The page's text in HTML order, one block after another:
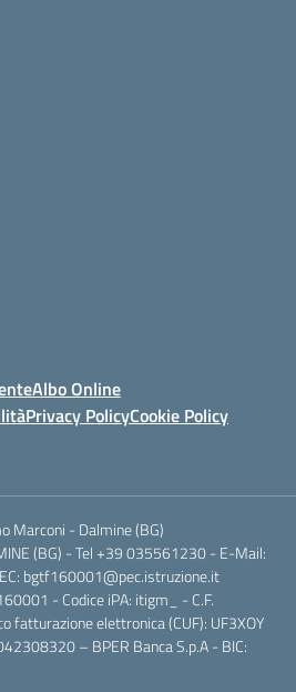
Albo Online
Privacy PolicyCookie Policy
Marconi - Dalmine (BG)
(BG) - Tel +39 035561230 - E-Mail:
bgtf160001@pec.istruzione.it
- Codice iPA: itigm_ - C.F.
fatturazione elettronica (CUF): UF3XOY
– BPER Banca S.p.A - BIC: